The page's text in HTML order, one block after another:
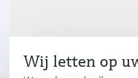
Support
Wij letten op